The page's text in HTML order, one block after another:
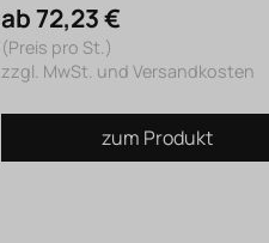
ab 72,23 €
(Preis pro St.)
zzgl. MwSt. und Versandkosten
zum Produkt